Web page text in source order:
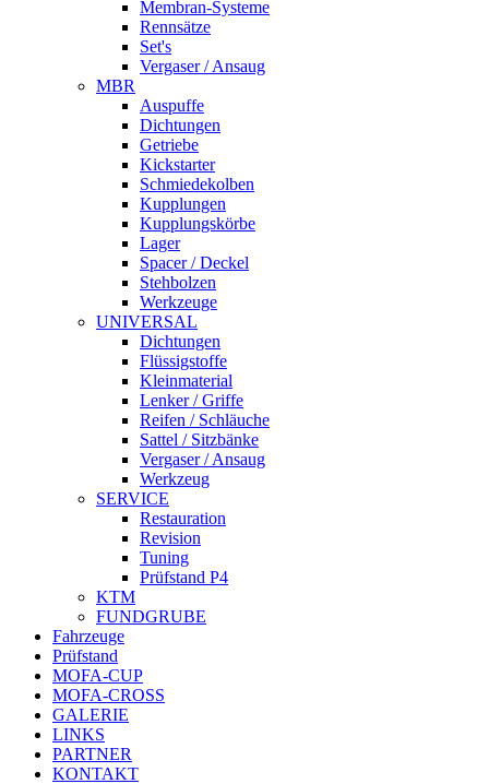
Membran-Systeme
Rennsätze
Set's
Vergaser / Ansaug
MBR
Auspuffe
Dichtungen
Getriebe
Kickstarter
Schmiedekolben
Kupplungen
Kupplungskörbe
Lager
Spacer / Deckel
Stehbolzen
Werkzeuge
UNIVERSAL
Dichtungen
Flüssigstoffe
Kleinmaterial
Lenker / Griffe
Reifen / Schläuche
Sattel / Sitzbänke
Vergaser / Ansaug
Werkzeug
SERVICE
Restauration
Revision
Tuning
Prüfstand P4
KTM
FUNDGRUBE
Fahrzeuge
Prüfstand
MOFA-CUP
MOFA-CROSS
GALERIE
LINKS
PARTNER
KONTAKT